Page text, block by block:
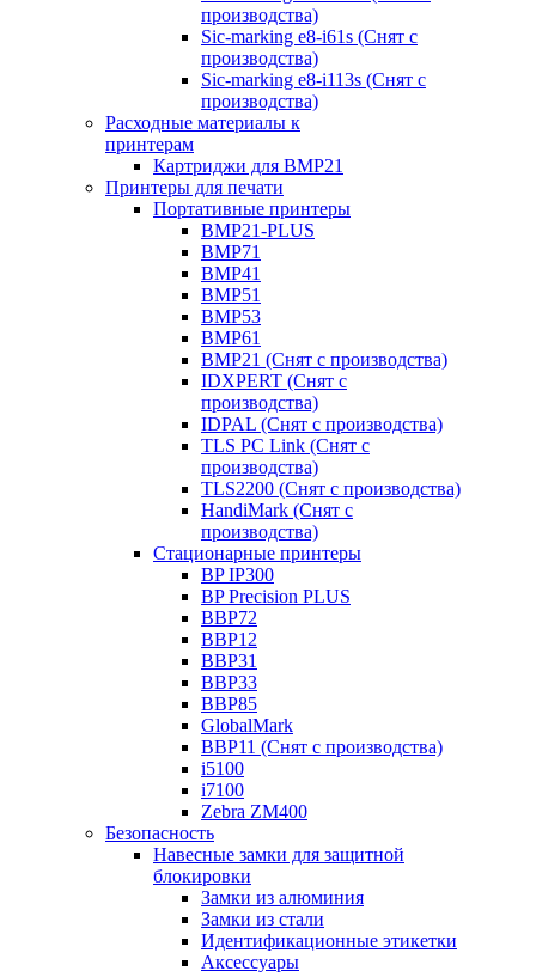
производства)
Sic-marking e8-i61s (Снят с
производства)
Sic-marking e8-i113s (Снят с
производства)
Расходные материалы к
принтерам
Картриджи для BMP21
Принтеры для печати
Портативные принтеры
BMP21-PLUS
BMP71
BMP41
BMP51
BMP53
BMP61
BMP21 (Снят с производства)
IDXPERT (Снят с
производства)
IDPAL (Снят с производства)
TLS PC Link (Снят с
производства)
TLS2200 (Снят с производства)
HandiMark (Снят с
производства)
Стационарные принтеры
BP IP300
BP Precision PLUS
BBP72
BBP12
BBP31
BBP33
BBP85
GlobalMark
BBP11 (Снят с производства)
i5100
i7100
Zebra ZM400
Безопасность
Навесные замки для защитной
блокировки
Замки из алюминия
Замки из стали
Идентификационные этикетки
Аксессуары